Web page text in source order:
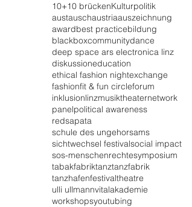
10+10 brückenKulturpolitik
austauschaustriaauszeichnung
awardbest practicebildung
blackboxcommunitydance
deep space ars electronica linz
diskussioneducation
ethical fashion nightexchange
fashionfit & fun circleforum
inklusionlinzmusiktheaternetwork
panelpolitical awareness
redsapata
schule des ungehorsams
sichtwechsel festivalsocial impact
sos-menschenrechtesymposium
tabakfabriktanztanzfabrik
tanzhafenfestivaltheatre
ulli ullmannvitalakademie
workshopsyoutubing